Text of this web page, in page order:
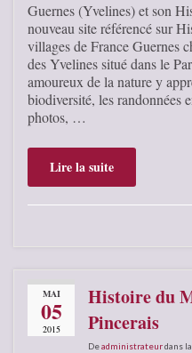
Guernes (Yvelines) et son
nouveau site référencé sur
villages de France Guernes
des Yvelines situé dans le
amoureux de la nature y
biodiversité, les randonnées
photos, …
Lire la suite
MAI
05
2015
Histoire du
Pincerais
Deadministrateurdans